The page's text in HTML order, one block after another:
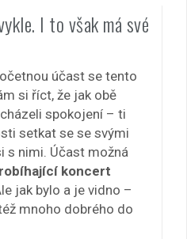
I to však má své
účast se tento
si říct, že jak obě
spokojení – ti
setkat se se svými
s nimi. Účast možná
koncert
jak bylo a je vidno –
mnoho dobrého do